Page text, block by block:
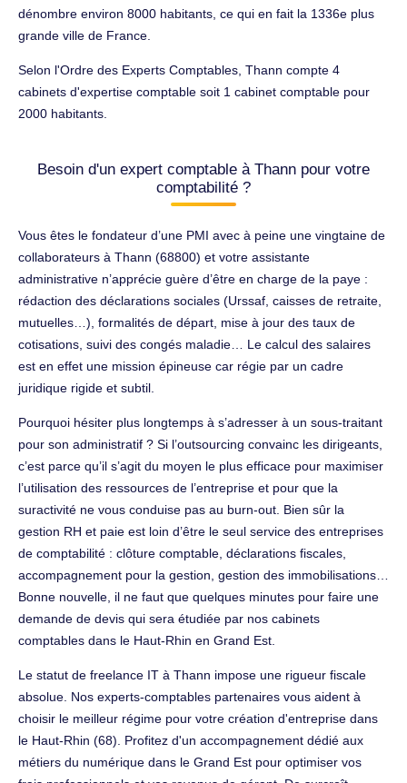
dénombre environ 8000 habitants, ce qui en fait la 1336e plus
grande ville de France.
Selon l'Ordre des Experts Comptables, Thann compte 4
cabinets d'expertise comptable soit 1 cabinet comptable pour
2000 habitants.
Besoin d'un expert comptable à Thann pour votre
comptabilité ?
Vous êtes le fondateur d’une PMI avec à peine une vingtaine de
collaborateurs à Thann (68800) et votre assistante
administrative n’apprécie guère d’être en charge de la paye :
rédaction des déclarations sociales (Urssaf, caisses de retraite,
mutuelles…), formalités de départ, mise à jour des taux de
cotisations, suivi des congés maladie… Le calcul des salaires
est en effet une mission épineuse car régie par un cadre
juridique rigide et subtil.
Pourquoi hésiter plus longtemps à s’adresser à un sous-traitant
pour son administratif ? Si l’outsourcing convainc les dirigeants,
c’est parce qu’il s’agit du moyen le plus efficace pour maximiser
l’utilisation des ressources de l’entreprise et pour que la
suractivité ne vous conduise pas au burn-out. Bien sûr la
gestion RH et paie est loin d’être le seul service des entreprises
de comptabilité : clôture comptable, déclarations fiscales,
accompagnement pour la gestion, gestion des immobilisations…
Bonne nouvelle, il ne faut que quelques minutes pour faire une
demande de devis qui sera étudiée par nos cabinets
comptables dans le Haut-Rhin en Grand Est.
Le statut de freelance IT à Thann impose une rigueur fiscale
absolue. Nos experts-comptables partenaires vous aident à
choisir le meilleur régime pour votre création d'entreprise dans
le Haut-Rhin (68). Profitez d'un accompagnement dédié aux
métiers du numérique dans le Grand Est pour optimiser vos